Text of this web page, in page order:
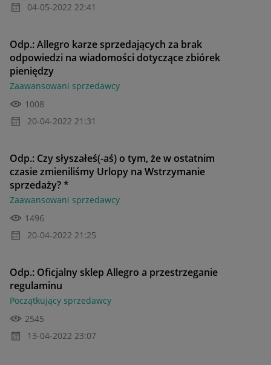
‎04-05-2022 22:41
Odp.: Allegro karze sprzedających za brak
odpowiedzi na wiadomości dotyczące zbiórek
pieniędzy
Zaawansowani sprzedawcy
1008
‎20-04-2022 21:31
Odp.: Czy słyszałeś(-aś) o tym, że w ostatnim
czasie zmieniliśmy Urlopy na Wstrzymanie
sprzedaży? *
Zaawansowani sprzedawcy
1496
‎20-04-2022 21:25
Odp.: Oficjalny sklep Allegro a przestrzeganie
regulaminu
Początkujący sprzedawcy
2545
‎13-04-2022 23:07